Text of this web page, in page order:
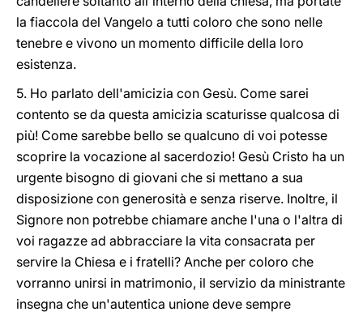
la fiaccola del Vangelo a tutti coloro che sono nelle
tenebre e vivono un momento difficile della loro
esistenza.
5. Ho parlato dell'amicizia con Gesù. Come sarei
contento se da questa amicizia scaturisse qualcosa di
più! Come sarebbe bello se qualcuno di voi potesse
scoprire la vocazione al sacerdozio! Gesù Cristo ha un
urgente bisogno di giovani che si mettano a sua
disposizione con generosità e senza riserve. Inoltre, il
Signore non potrebbe chiamare anche l'una o l'altra di
voi ragazze ad abbracciare la vita consacrata per
servire la Chiesa e i fratelli? Anche per coloro che
vorranno unirsi in matrimonio, il servizio da ministrante
insegna che un'autentica unione deve sempre